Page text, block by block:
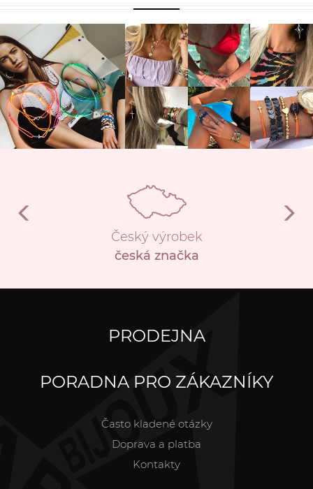
Český výrobek
česká značka
PRODEJNA
PORADNA PRO ZÁKAZNÍKY
Často kladené otázky
Doprava a platba
Kontakty